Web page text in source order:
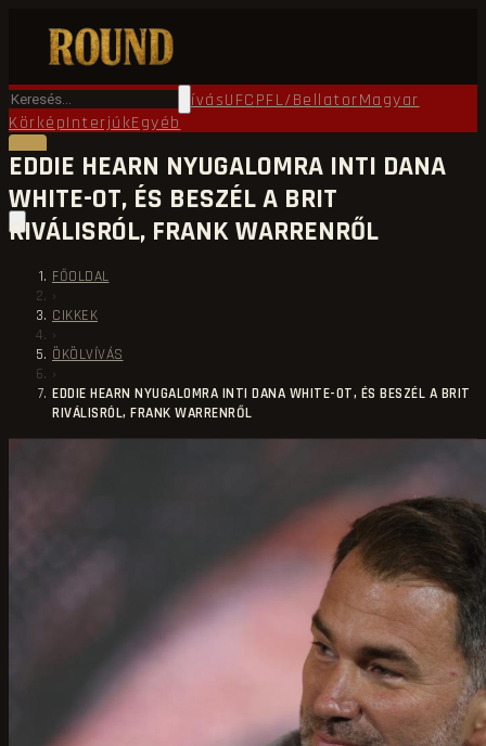
FőoldalRound TV ÖkölvívásUFCPFL/BellatorMagyar
KörképInterjúkEgyéb
EDDIE HEARN NYUGALOMRA INTI DANA
WHITE-OT, ÉS BESZÉL A BRIT
RIVÁLISRÓL, FRANK WARRENRŐL
FŐOLDAL
›
CIKKEK
›
ÖKÖLVÍVÁS
›
EDDIE HEARN NYUGALOMRA INTI DANA WHITE-OT, ÉS BESZÉL A BRIT
RIVÁLISRÓL, FRANK WARRENRŐL